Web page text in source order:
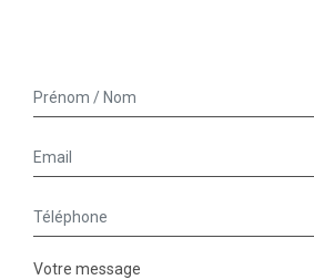
Votre message